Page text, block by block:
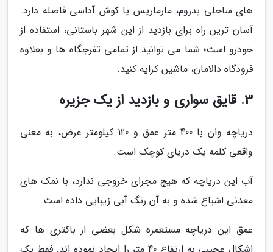
های ساحلی بدروم، مارماریس یا کوش آداسی فاصله دارد.
آسان ترین راه برای بازدید از این شهر باستانی، استفاده از
خودرو است؛ شما می توانید از تمامی تفرجگاه ها و بعلاوه
فرودگاه دالامان، ماشین کرایه کنید.
3. قایق سواری و بازدید از یک جزیره
دریاچه وان با 400 متر عمق و 120 کیلومتر عرض، به معنی
واقعی کلمه یک دریای کوچک است.
آب این دریاچه که هیچ مجرای خروجی ندارد، با نمک های
معدنی اشباع شده و به آن رنگ آبی زیبایی داده است.
عمق این دریاچه مستعمره شکل بعضی از باکتری ها که